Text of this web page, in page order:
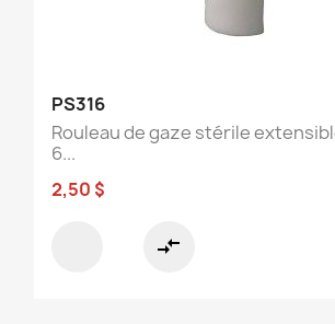
PS316
Rouleau de gaze stérile
6...
2,50 $
compare_arrows